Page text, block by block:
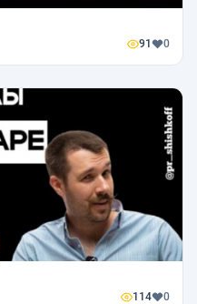
91 0
114 0